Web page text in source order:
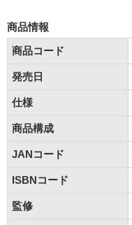
商品情報
商品コード
発売日
仕様
商品構成
JANコード
ISBNコード
監修